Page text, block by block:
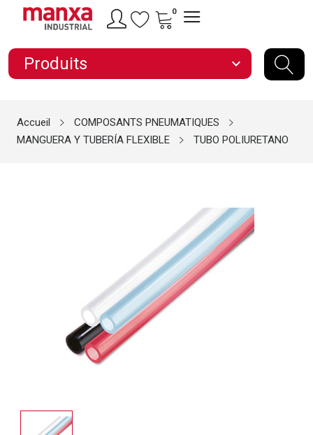
0
Produits expand_more
Accueil
COMPOSANTS PNEUMATIQUES
MANGUERA Y TUBERÍA FLEXIBLE
TUBO POLIURETANO